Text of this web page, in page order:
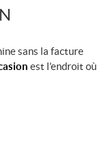
sans la facture
est l’endroit où